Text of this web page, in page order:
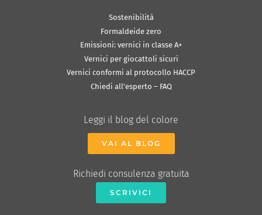
Sostenibilità
Formaldeide zero
Emissioni: vernici in classe A+
Vernici per giocattoli sicuri
Vernici conformi al protocollo HACCP
Chiedi all’esperto – FAQ
Leggi il blog del colore
VAI AL BLOG
Richiedi consulenza gratuita
SCRIVICI